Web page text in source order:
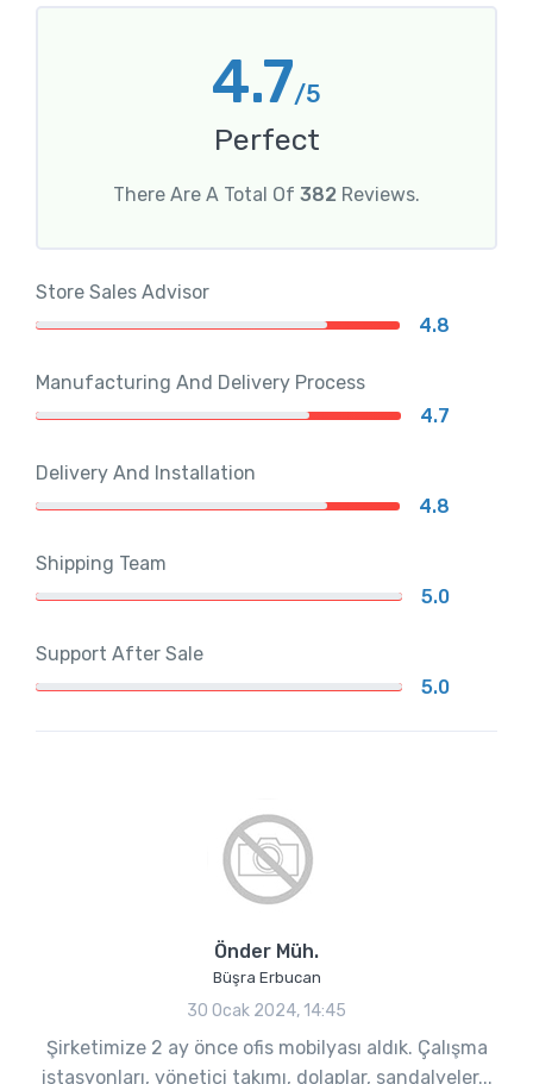
4.7/5
Perfect
There Are A Total Of 382 Reviews.
Store Sales Advisor
4.8
Manufacturing And Delivery Process
4.7
Delivery And Installation
4.8
Shipping Team
5.0
Support After Sale
5.0
Önder Müh.
Büşra Erbucan
30 Ocak 2024, 14:45
Şirketimize 2 ay önce ofis mobilyası aldık. Çalışma
istasyonları, yönetici takımı, dolaplar, sandalyeler...